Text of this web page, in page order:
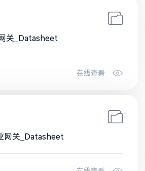
关_Datasheet
在线查看
网关_Datasheet